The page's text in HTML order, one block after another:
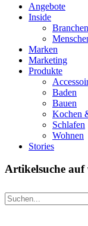
Angebote
Inside
Marken
Marketing
Produkte
Baden
Bauen
Kochen
Schlafen
Wohnen
Stories
Artikelsuche